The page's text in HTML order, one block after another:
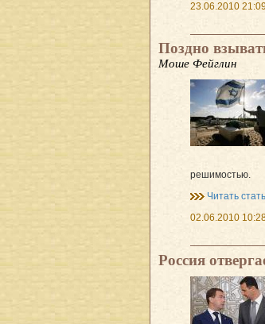
23.06.2010
Поздно
Моше Фейглин
решимостью.
Читать
02.06.2010
Россия